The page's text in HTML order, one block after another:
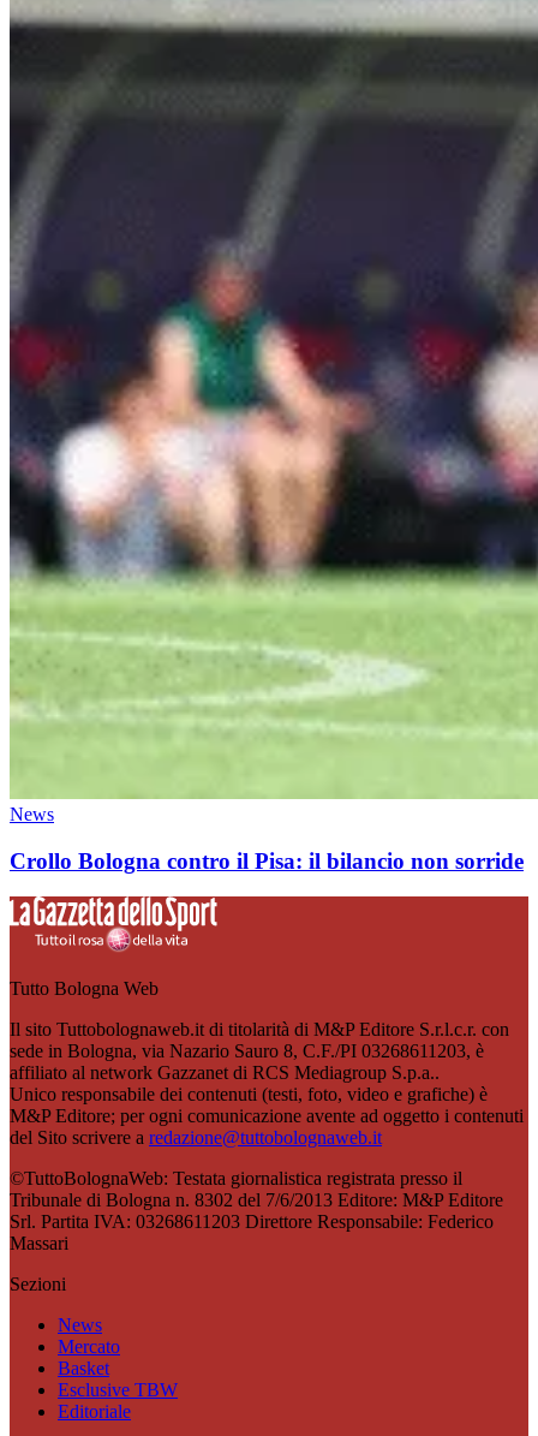
News
Crollo Bologna contro il Pisa: il bilancio non sorride
Tutto Bologna Web
Il sito Tuttobolognaweb.it di titolarità di M&P Editore S.r.l.c.r. con
sede in Bologna, via Nazario Sauro 8, C.F./PI 03268611203, è
affiliato al network Gazzanet di RCS Mediagroup S.p.a..
Unico responsabile dei contenuti (testi, foto, video e grafiche) è
M&P Editore; per ogni comunicazione avente ad oggetto i contenuti
del Sito scrivere a redazione@tuttobolognaweb.it
©TuttoBolognaWeb: Testata giornalistica registrata presso il
Tribunale di Bologna n. 8302 del 7/6/2013 Editore: M&P Editore
Srl. Partita IVA: 03268611203 Direttore Responsabile: Federico
Massari
Sezioni
News
Mercato
Basket
Esclusive TBW
Editoriale